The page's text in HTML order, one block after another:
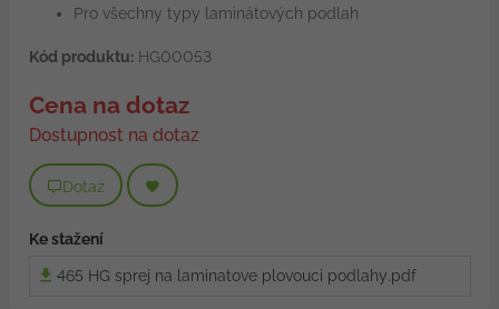
Pro všechny typy laminátových podlah
Kód produktu:HG00053
Cena na dotaz
Dostupnost na dotaz
Dotaz
Ke stažení
465 HG sprej na laminatove plovouci podlahy.pdf